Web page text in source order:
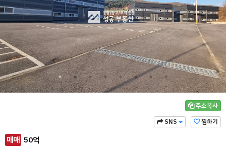
주소복사
찜하기
SNS
매매 50억